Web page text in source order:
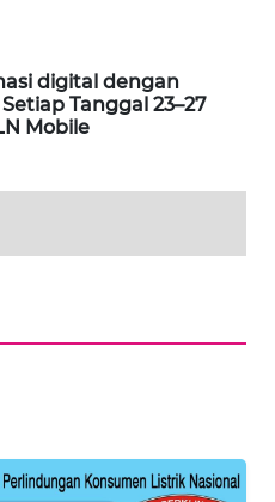
digital dengan
Tanggal 23–27
Mobile